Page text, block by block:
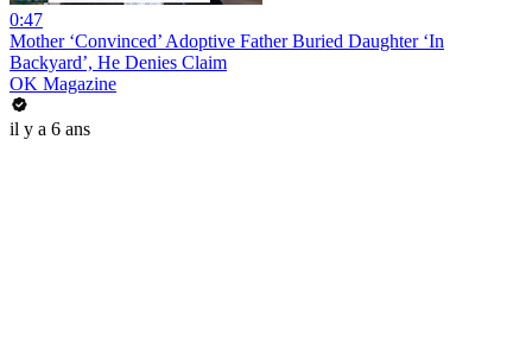
0:47
Mother ‘Convinced’ Adoptive Father Buried Daughter ‘In
Backyard’, He Denies Claim
OK Magazine
il y a 6 ans